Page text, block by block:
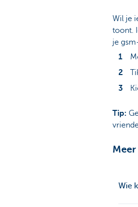
Wil je
toont.
je
Tip:
Wie